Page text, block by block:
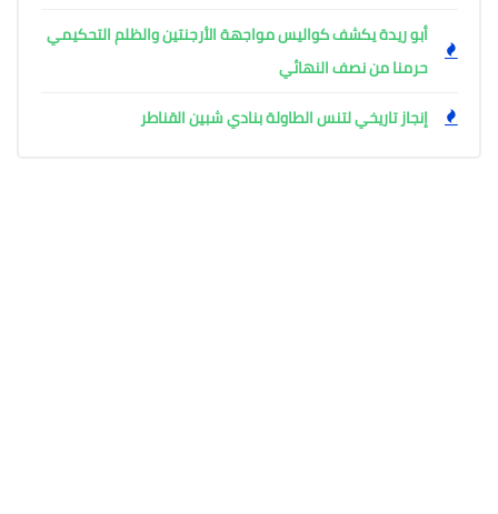
أبو ريدة يكشف كواليس مواجهة الأرجنتين والظلم التحكيمي
حرمنا من نصف النهائي
إنجاز تاريخي لتنس الطاولة بنادي شبين القناطر